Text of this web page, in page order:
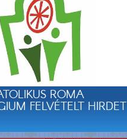
ROMA
FELVÉTELT HIRDET